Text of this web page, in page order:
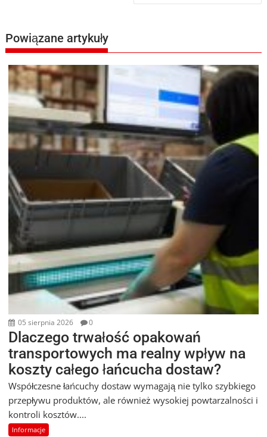
Powiązane artykuły
05 sierpnia 2026 0
Dlaczego trwałość opakowań
transportowych ma realny wpływ na
koszty całego łańcucha dostaw?
Współczesne łańcuchy dostaw wymagają nie tylko szybkiego
przepływu produktów, ale również wysokiej powtarzalności i
kontroli kosztów....
Informacje